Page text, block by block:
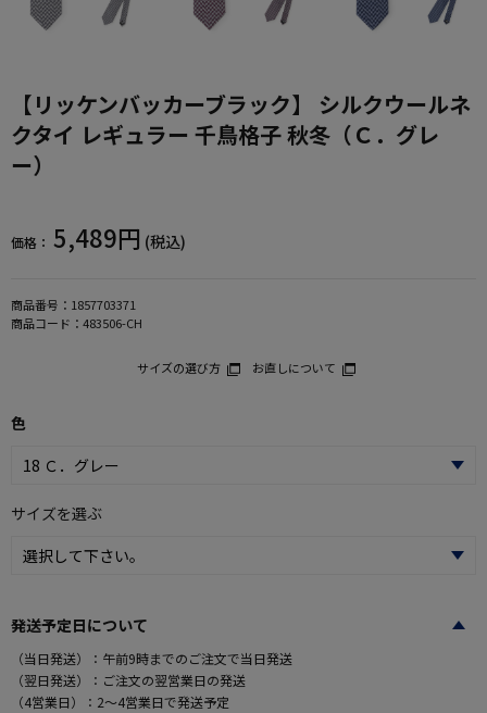
【リッケンバッカーブラック】 シルクウールネ
クタイ レギュラー 千鳥格子 秋冬（Ｃ．グレ
ー）
価格： 5,489円 (税込)
商品番号： 1857703371
商品コード： 483506-CH
サイズの選び方 お直しについて
色
サイズを選ぶ
発送予定日について
（当日発送）：午前9時までのご注文で当日発送
（翌日発送）：ご注文の翌営業日の発送
（4営業日）：2～4営業日で発送予定